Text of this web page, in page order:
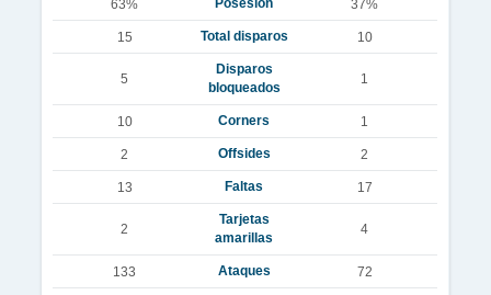
63% Posesión 37%
15 Total disparos 10
5
Disparos
bloqueados
1
10 Corners 1
2 Offsides 2
13 Faltas 17
2
Tarjetas
amarillas
4
133 Ataques 72